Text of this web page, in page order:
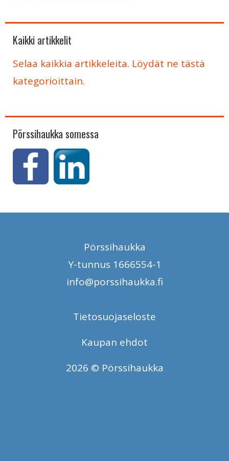
Kaikki artikkelit
Selaa kaikkia artikkeleita. Löydät ne tästä
kategorioittain.
Pörssihaukka somessa
Pörssihaukka
Y-tunnus 1666554-1
info@porssihaukka.fi
Tietosuojaseloste
Kaupan ehdot
2026 © Pörssihaukka